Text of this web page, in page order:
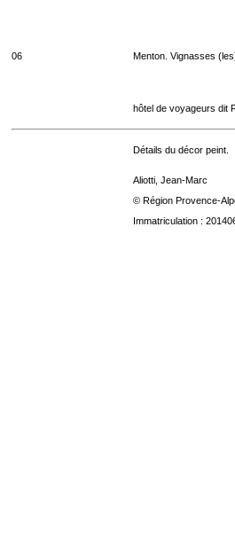
06 Menton. Vignasses
hôtel de voyageurs dit
Détails du décor peint.
Aliotti, Jean-Marc
© Région Provence-
Immatriculation :